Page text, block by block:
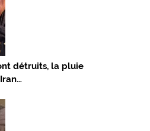
détruits, la pluie